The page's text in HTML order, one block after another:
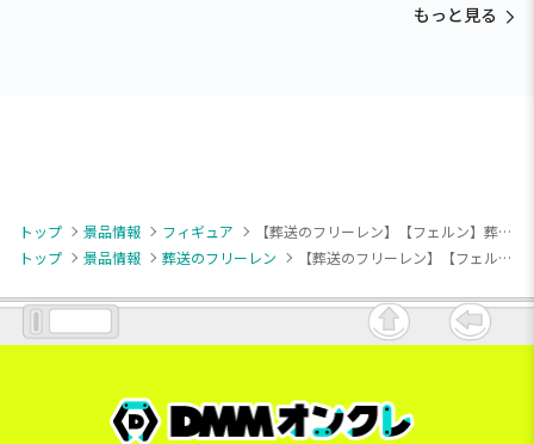
もっと見る
トップ 景品情報 フィギュア
【葬送のフリーレン】【フェルン】葬送のフリーレン Luminasta “フェルン” ～花畑～
トップ
景品情報 葬送のフリーレン 【葬送のフリーレン】【フェルン】葬送のフリーレン Luminasta “フェルン” ～花畑～